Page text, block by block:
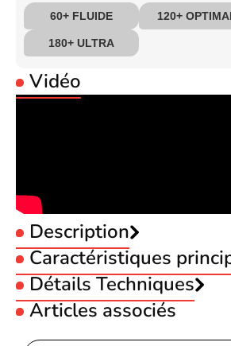
60+ FLUIDE 120+
180+ ULTRA
Vidéo
Description
Caractéristiques
Utilisation :Gamer
Taille PC Portable :16 pouces
Résolution :2560x1600
Mémoire RAM :32 Go
Détails Techniques
Design
Articles associés